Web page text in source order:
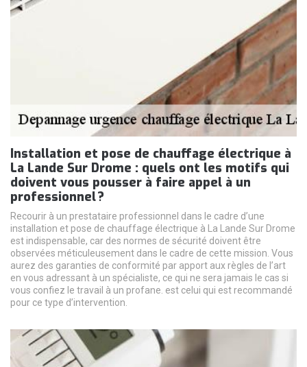
Installation et pose de chauffage électrique à
La Lande Sur Drome : quels ont les motifs qui
doivent vous pousser à faire appel à un
professionnel ?
Recourir à un prestataire professionnel dans le cadre d’une
installation et pose de chauffage électrique à La Lande Sur Drome
est indispensable, car des normes de sécurité doivent être
observées méticuleusement dans le cadre de cette mission. Vous
aurez des garanties de conformité par apport aux règles de l’art
en vous adressant à un spécialiste, ce qui ne sera jamais le cas si
vous confiez le travail à un profane. est celui qui est recommandé
pour ce type d’intervention.